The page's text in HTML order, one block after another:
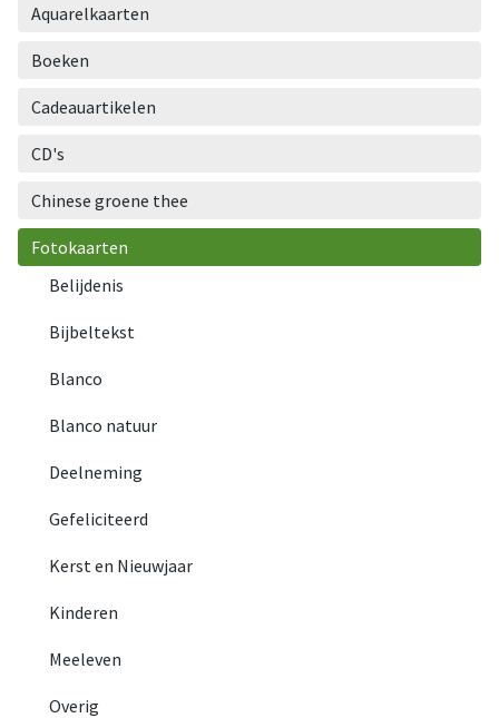
Aquarelkaarten
Boeken
Cadeauartikelen
CD's
Chinese groene thee
Fotokaarten
Belijdenis
Bijbeltekst
Blanco
Blanco natuur
Deelneming
Gefeliciteerd
Kerst en Nieuwjaar
Kinderen
Meeleven
Overig